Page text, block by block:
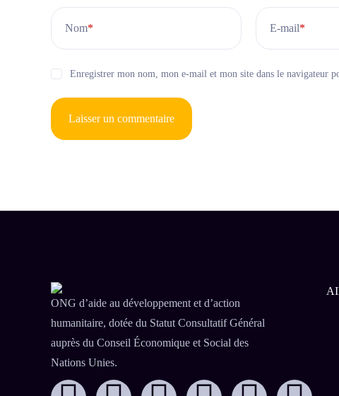
Nom* E-mail*
Enregistrer mon nom, mon e-mail et mon site dans le navigateur
ONG d’aide au développement et d’action
humanitaire, dotée du Statut Consultatif Général
auprès du Conseil Économique et Social des
Nations Unies.